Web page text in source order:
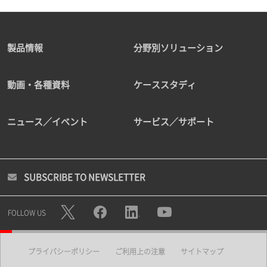
製品情報 分野別ソリューション
動画・各種資料 ケーススタディ
ニュース／イベント サービス／サポート
SUBSCRIBE TO NEWSLETTER
FOLLOW US
プライバシーポリシー ご利用上の注意 サイトマップ